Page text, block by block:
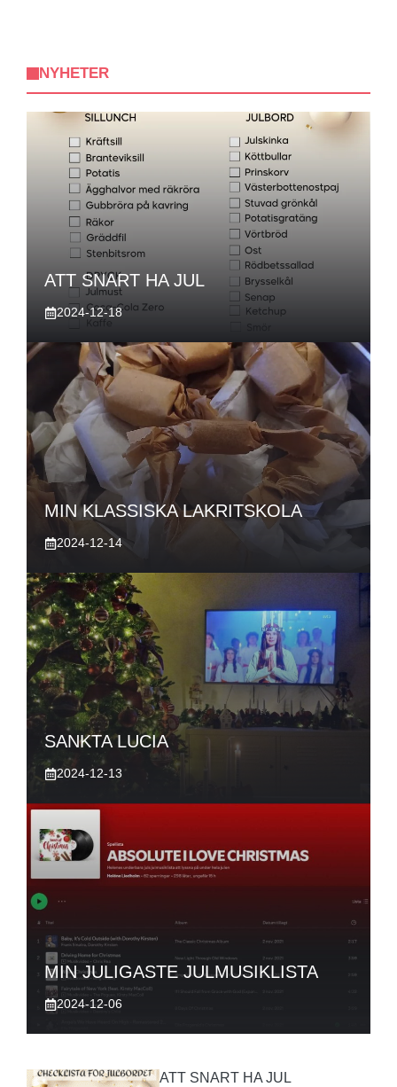
NYHETER
ATT SNART HA JUL
2024-12-18
MIN KLASSISKA LAKRITSKOLA
2024-12-14
SANKTA LUCIA
2024-12-13
MIN JULIGASTE JULMUSIKLISTA
2024-12-06
ATT SNART HA JUL